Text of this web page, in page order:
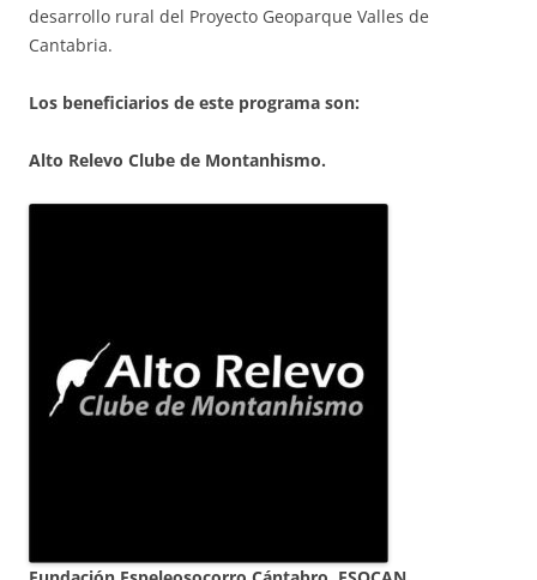
desarrollo rural del Proyecto Geoparque Valles de
Cantabria.
Los beneficiarios de este programa son:
Alto Relevo Clube de Montanhismo.